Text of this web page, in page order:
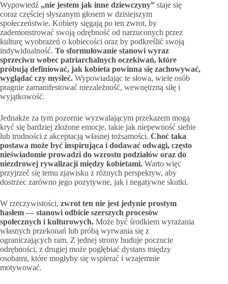
Wypowiedź „nie jestem jak inne dziewczyny” staje się
coraz częściej słyszanym głosem w dzisiejszym
społeczeństwie. Kobiety sięgają po ten zwrot, by
zademonstrować swoją odrębność od narzuconych przez
kulturę wyobrażeń o kobiecości oraz by podkreślić swoją
indywidualność. To sformułowanie stanowi wyraz
sprzeciwu wobec patriarchalnych oczekiwań, które
próbują definiować, jak kobieta powinna się zachowywać,
wyglądać czy myśleć. Wypowiadając te słowa, wiele osób
pragnie zamanifestować niezależność, wewnętrzną siłę i
wyjątkowość.
Jednakże za tym pozornie wyzwalającym przekazem mogą
kryć się bardziej złożone emocje, takie jak niepewność siebie
lub trudności z akceptacją własnej tożsamości. Choć taka
postawa może być inspirująca i dodawać odwagi, często
nieświadomie prowadzi do wzrostu podziałów oraz do
niezdrowej rywalizacji między kobietami. Warto więc
przyjrzeć się temu zjawisku z różnych perspektyw, aby
dostrzec zarówno jego pozytywne, jak i negatywne skutki.
W rzeczywistości, zwrot ten nie jest jedynie prostym
hasłem — stanowi odbicie szerszych procesów
społecznych i kulturowych. Może być środkiem wyrażania
własnych przekonań lub próbą wyrwania się z
ograniczających ram. Z jednej strony buduje poczucie
odrębności, z drugiej może pogłębiać dystans między
osobami, które mogłyby się wspierać i wzajemnie
motywować.